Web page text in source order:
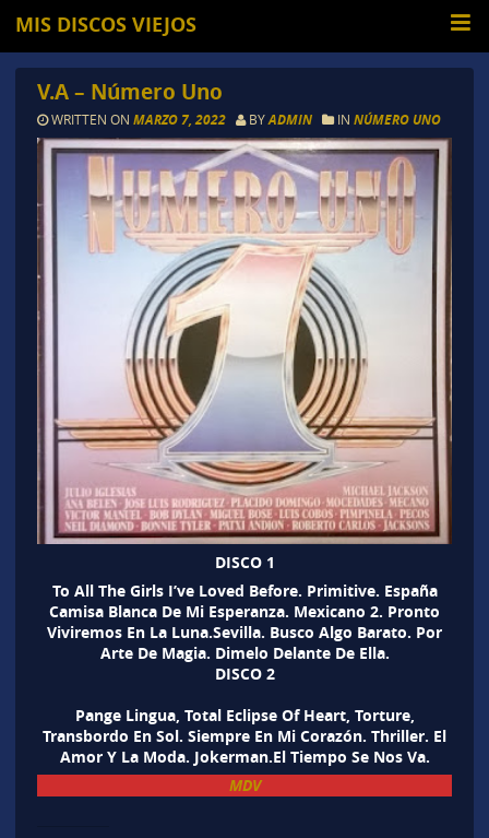
MIS DISCOS VIEJOS
V.A – Número Uno
WRITTEN ON MARZO 7, 2022 BYADMIN IN NÚMERO UNO
DISCO 1
To All The Girls I’ve Loved Before. Primitive. España
Camisa Blanca De Mi Esperanza. Mexicano 2. Pronto
Viviremos En La Luna.Sevilla. Busco Algo Barato. Por
Arte De Magia. Dimelo Delante De Ella.
DISCO 2
Pange Lingua, Total Eclipse Of Heart, Torture,
Transbordo En Sol. Siempre En Mi Corazón. Thriller. El
Amor Y La Moda. Jokerman.El Tiempo Se Nos Va.
MDV